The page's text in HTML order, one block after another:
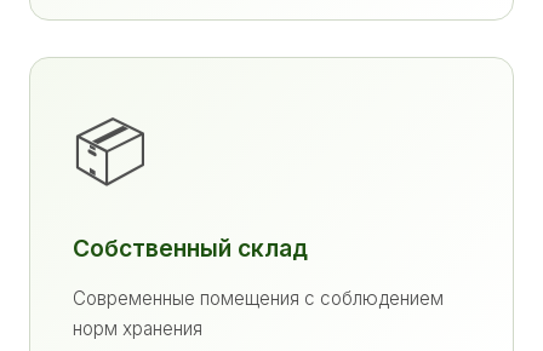
📦
Собственный склад
Современные помещения с соблюдением
норм хранения